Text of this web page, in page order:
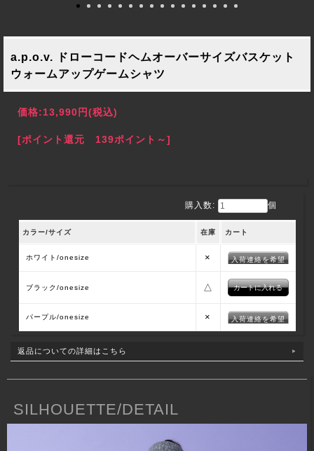
a.p.o.v. ドローコードヘムオーバーサイズバスケット
ウォームアップゲームシャツ
価格:13,990円(税込)
[ポイント還元 139ポイント～]
購入数: 個
カラー/サイズ 在庫 カート
ホワイト/onesize × 入荷連絡を希望
ブラック/onesize △
パープル/onesize × 入荷連絡を希望
返品についての詳細はこちら
SILHOUETTE/DETAIL